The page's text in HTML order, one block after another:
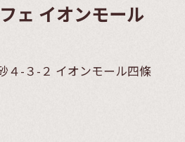
ェ イオンモール
４-３-２ イオンモール四條